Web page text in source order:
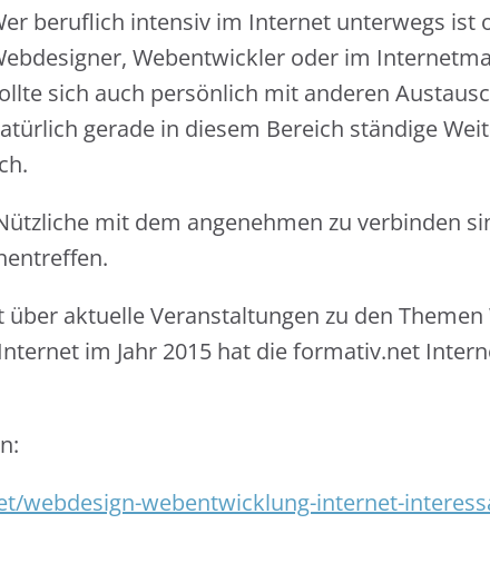
beruflich intensiv im Internet unterwegs ist
Webentwickler oder im
sich auch persönlich mit anderen
gerade in diesem Bereich ständige
mit dem angenehmen zu verbinden
über aktuelle Veranstaltungen zu den Themen
im Jahr 2015 hat die formativ.net
webdesign-webentwicklung-internet-